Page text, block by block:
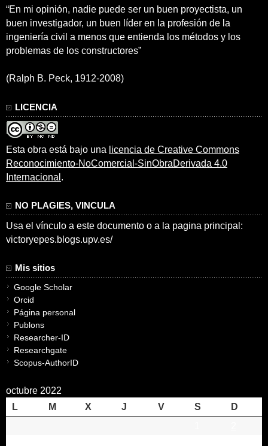
“En mi opinión, nadie puede ser un buen proyectista, un
buen investigador, un buen líder en la profesión de la
ingeniería civil a menos que entienda los métodos y los
problemas de los constructores”
(Ralph B. Peck, 1912-2008)
LICENCIA
Esta obra está bajo una licencia de Creative Commons
Reconocimiento-NoComercial-SinObraDerivada 4.0
Internacional .
NO PLAGIES, VINCULA
Usa el vínculo a este documento o a la pagina principal:
victoryepes.blogs.upv.es/
Mis sitios
Google Scholar
Orcid
Página personal
Publons
Researcher-ID
Researchgate
Scopus-AuthorID
octubre 2022
L
M X J V S
D